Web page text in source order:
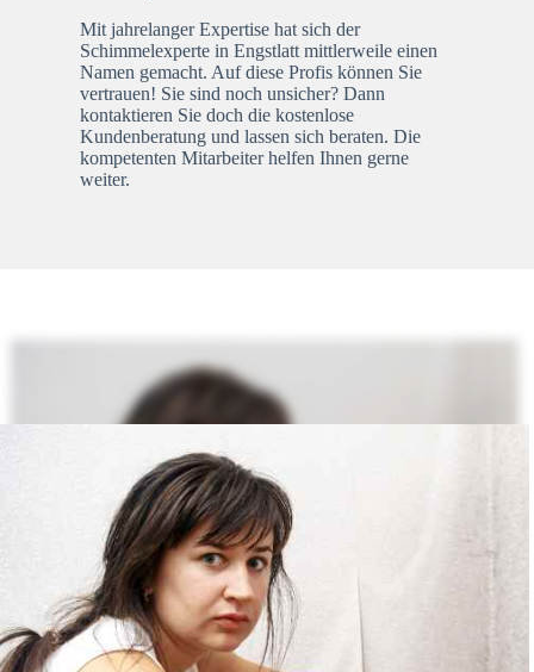
Mit jahrelanger Expertise hat sich der
Schimmelexperte in Engstlatt mittlerweile einen
Namen gemacht. Auf diese Profis können Sie
vertrauen! Sie sind noch unsicher? Dann
kontaktieren Sie doch die kostenlose
Kundenberatung und lassen sich beraten. Die
kompetenten Mitarbeiter helfen Ihnen gerne
weiter.